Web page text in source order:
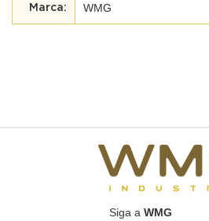
WMG
Siga a WMG